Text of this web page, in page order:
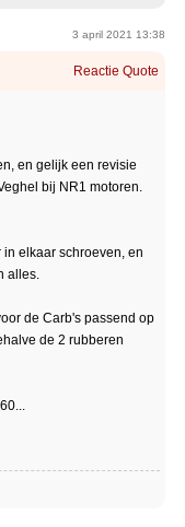
3 april 2021 13:38
Reactie Quote
en gelijk een revisie
bij NR1 motoren.
elkaar schroeven, en
alles.
de Carb's passend op
de 2 rubberen